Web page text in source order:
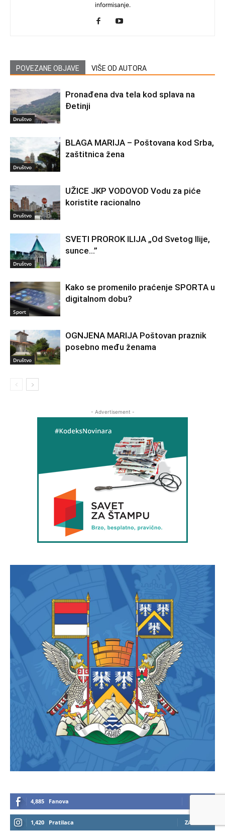
informisanje.
POVEZANE OBJAVE VIŠE OD AUTORA
Društvo
Pronađena dva tela kod splava na
Đetinji
Društvo
BLAGA MARIJA – Poštovana kod Srba,
zaštitnica žena
Društvo
UŽICE JKP VODOVOD Vodu za piće
koristite racionalno
Društvo
SVETI PROROK ILIJA „Od Svetog Ilije,
sunce…”
Sport
Kako se promenilo praćenje SPORTA u
digitalnom dobu?
Društvo
OGNJENA MARIJA Poštovan praznik
posebno među ženama
- Advertisement -
4,885 Fanova
1,420 Pratilaca ZAPRATI